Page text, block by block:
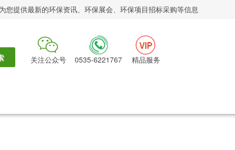
您提供最新的环保资讯、环保展会、环保项目招标采购等信息
关注公众号 0535-6221767 精品服务